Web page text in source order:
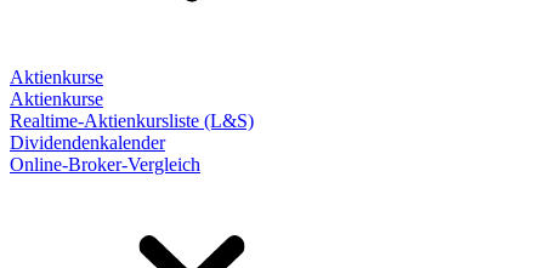
Aktienkurse
Aktienkurse
Realtime-Aktienkursliste (L&S)
Dividendenkalender
Online-Broker-Vergleich